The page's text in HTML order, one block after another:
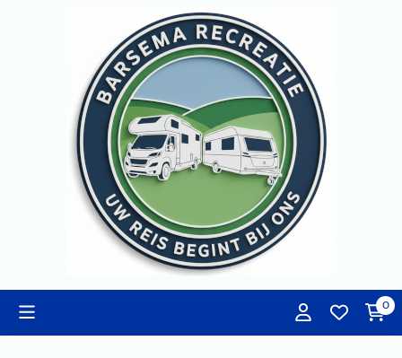
Cookievoorkeuren zijn momenteel gesloten.
0